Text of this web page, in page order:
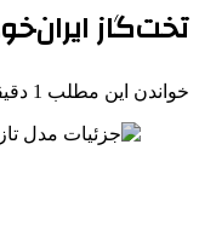
تخت‌گاز
خواندن این مطلب 1 دقیقه زمان میبرد